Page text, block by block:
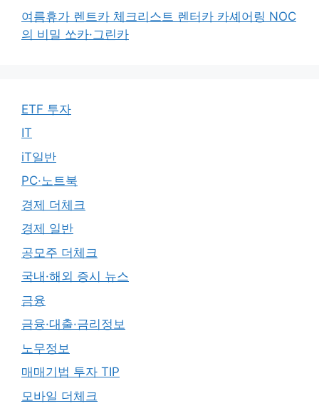
여름휴가 렌트카 체크리스트 렌터카 카셰어링 NOC
의 비밀 쏘카·그린카
ETF 투자
IT
iT일반
PC·노트북
경제 더체크
경제 일반
공모주 더체크
국내·해외 증시 뉴스
금융
금융·대출·금리정보
노무정보
매매기법 투자 TIP
모바일 더체크